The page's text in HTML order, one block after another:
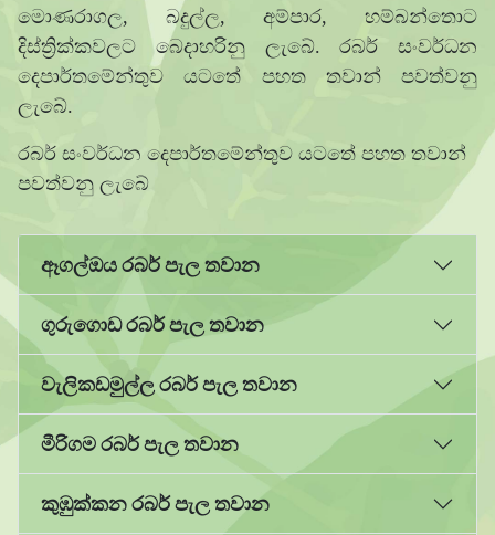
මොණරාගල, බදුල්ල, අම්පාර, හම්බන්තොට
දිස්ත්‍රික්කවලට බෙදාහරිනු ලැබේ. රබර් සංවර්ධන
දෙපාර්තමේන්තුව යටතේ පහත තවාන් පවත්වනු
ලැබේ.
රබර් සංවර්ධන දෙපාර්තමේන්තුව යටතේ පහත තවාන්
පවත්වනු ලැබේ
ඈගල්ඔය රබර් පැල තවාන
ගුරුගොඩ රබර් පැල තවාන
වැලිකඩමුල්ල රබර් පැල තවාන
මීරිගම රබර් පැල තවාන
කුඹුක්කන රබර් පැල තවාන